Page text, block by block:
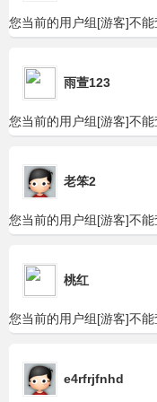
您当前的用户组[游客]不
雨萱123
您当前的用户组[游客]不
老笨2
您当前的用户组[游客]不
桃红
您当前的用户组[游客]不
e4rfrjfnhd